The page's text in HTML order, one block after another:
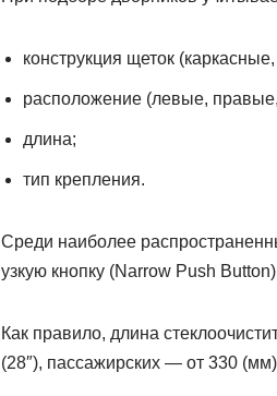
конструкция щеток
расположение (левые,
длина;
тип крепления.
Среди наиболее
узкую кнопку (Narrow Push
Как правило, длина
(28″), пассажирских — от 330